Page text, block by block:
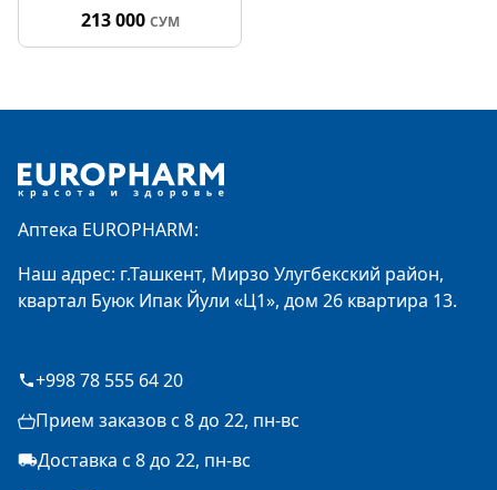
213 000 СУМ
Аптека EUROPHARM:
Наш адрес: г.Ташкент, Мирзо Улугбекский район,
квартал Буюк Ипак Йули «Ц1», дом 26 квартира 13.
+998 78 555 64 20
Прием заказов с 8 до 22, пн-вс
Доставка с 8 до 22, пн-вс